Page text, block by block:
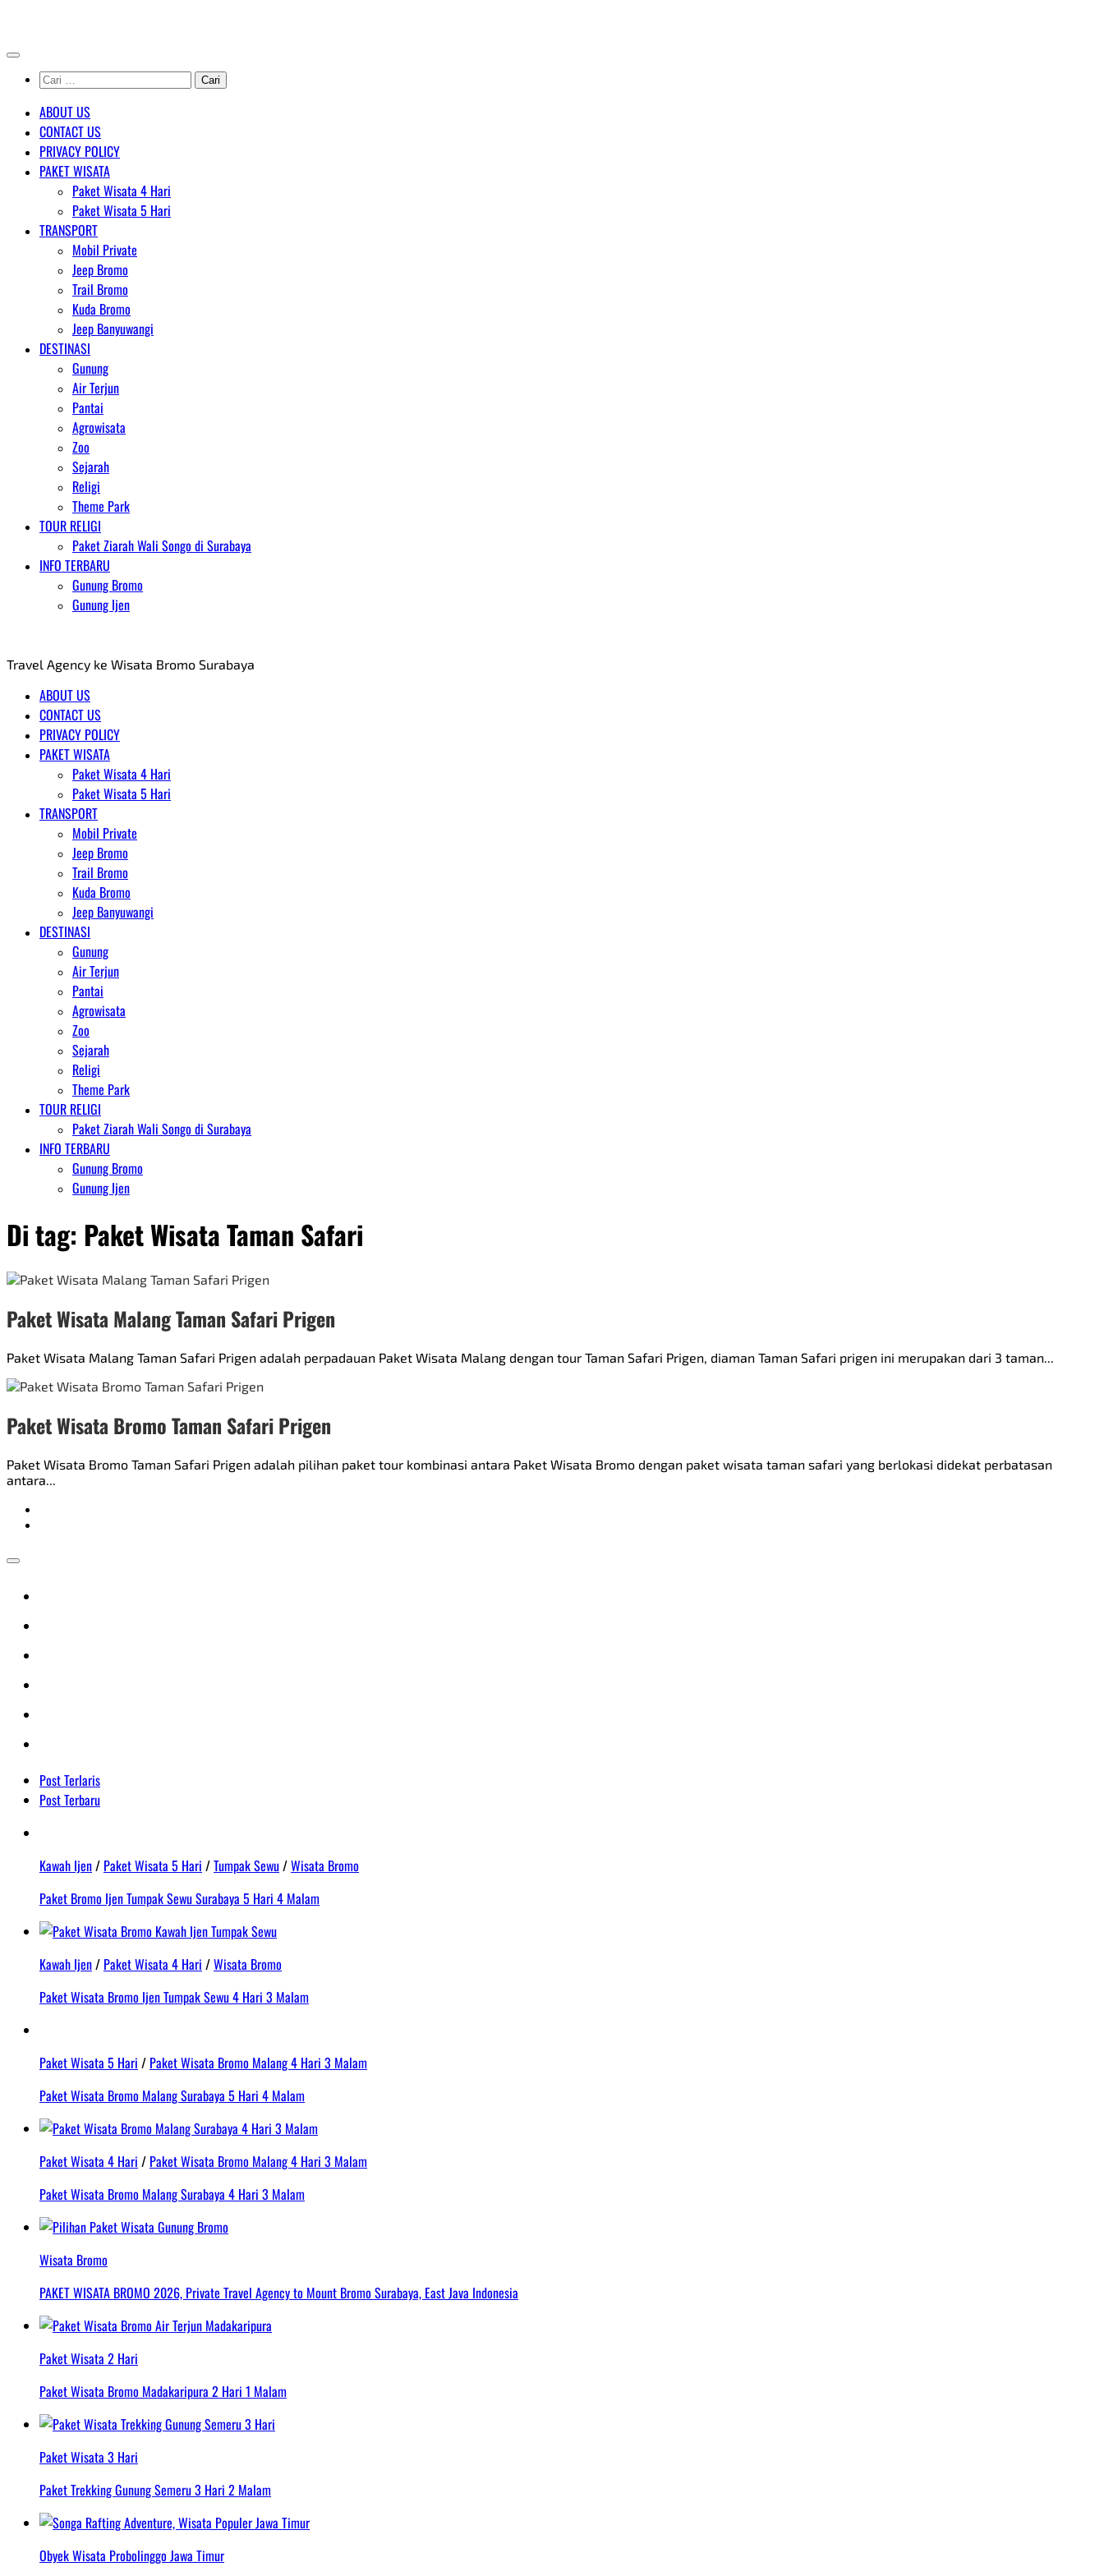
content
Cari
untuk:
ABOUT US
CONTACT US
PRIVACY POLICY
PAKET WISATA
Paket Wisata 4 Hari
Paket Wisata 5 Hari
TRANSPORT
Mobil Private
Jeep Bromo
Trail Bromo
Kuda Bromo
Jeep Banyuwangi
DESTINASI
Gunung
Air Terjun
Pantai
Agrowisata
Zoo
Sejarah
Religi
Theme Park
TOUR RELIGI
Paket Ziarah Wali Songo di Surabaya
INFO TERBARU
Gunung Bromo
Gunung Ijen
Travel Agency ke Wisata Bromo Surabaya
ABOUT US
CONTACT US
PRIVACY POLICY
PAKET WISATA
Paket Wisata 4 Hari
Paket Wisata 5 Hari
TRANSPORT
Mobil Private
Jeep Bromo
Trail Bromo
Kuda Bromo
Jeep Banyuwangi
DESTINASI
Gunung
Air Terjun
Pantai
Agrowisata
Zoo
Sejarah
Religi
Theme Park
TOUR RELIGI
Paket Ziarah Wali Songo di Surabaya
INFO TERBARU
Gunung Bromo
Gunung Ijen
Di tag: Paket Wisata Taman Safari
Paket Wisata Malang Taman Safari Prigen
Paket Wisata Malang Taman Safari Prigen adalah perpadauan Paket Wisata Malang dengan tour Taman Safari Prigen, diaman Taman Safari prigen ini merupakan dari 3 taman...
Paket Wisata Bromo Taman Safari Prigen
Paket Wisata Bromo Taman Safari Prigen adalah pilihan paket tour kombinasi antara Paket Wisata Bromo dengan paket wisata taman safari yang berlokasi didekat perbatasan
antara...
Post Terlaris
Post Terbaru
Kawah Ijen/ Paket Wisata 5 Hari /Tumpak Sewu/Wisata Bromo
Paket Bromo Ijen Tumpak Sewu Surabaya 5 Hari 4 Malam
Kawah Ijen/ Paket Wisata 4 Hari /Wisata Bromo
Paket Wisata Bromo Ijen Tumpak Sewu 4 Hari 3 Malam
Paket Wisata 5 Hari / Paket Wisata Bromo Malang 4 Hari 3 Malam
Paket Wisata Bromo Malang Surabaya 5 Hari 4 Malam
Paket Wisata 4 Hari / Paket Wisata Bromo Malang 4 Hari 3 Malam
Paket Wisata Bromo Malang Surabaya 4 Hari 3 Malam
Wisata Bromo
PAKET WISATA BROMO 2026, Private Travel Agency to Mount Bromo Surabaya, East Java Indonesia
Paket Wisata 2 Hari
Paket Wisata Bromo Madakaripura 2 Hari 1 Malam
Paket Wisata 3 Hari
Paket Trekking Gunung Semeru 3 Hari 2 Malam
Obyek Wisata Probolinggo Jawa Timur